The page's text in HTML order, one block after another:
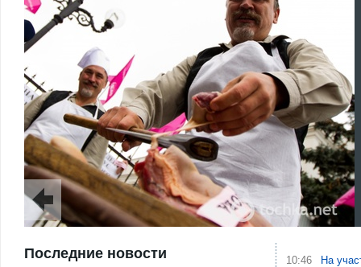
Последние новости 10:46
На